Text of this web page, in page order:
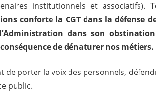
institutionnels et associatifs).
conforte la CGT dans la défense
dans son
de dénaturer nos métiers.
de porter la voix des personnels,
public.